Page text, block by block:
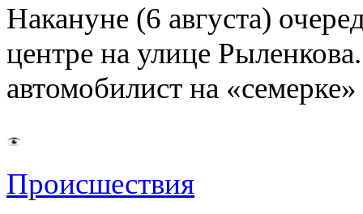
Накануне (6 августа)
центре на улице
автомобилист на
Происшествия